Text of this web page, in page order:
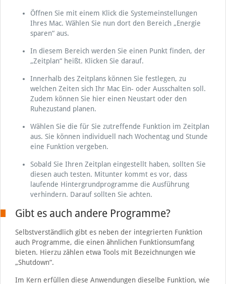
Öffnen Sie mit einem Klick die Systemeinstellungen
Ihres Mac. Wählen Sie nun dort den Bereich „Energie
sparen“ aus.
In diesem Bereich werden Sie einen Punkt finden, der
„Zeitplan“ heißt. Klicken Sie darauf.
Innerhalb des Zeitplans können Sie festlegen, zu
welchen Zeiten sich Ihr Mac Ein- oder Ausschalten soll.
Zudem können Sie hier einen Neustart oder den
Ruhezustand planen.
Wählen Sie die für Sie zutreffende Funktion im Zeitplan
aus. Sie können individuell nach Wochentag und Stunde
eine Funktion vergeben.
Sobald Sie Ihren Zeitplan eingestellt haben, sollten Sie
diesen auch testen. Mitunter kommt es vor, dass
laufende Hintergrundprogramme die Ausführung
verhindern. Darauf sollten Sie achten.
Gibt es auch andere Programme?
Selbstverständlich gibt es neben der integrierten Funktion
auch Programme, die einen ähnlichen Funktionsumfang
bieten. Hierzu zählen etwa Tools mit Bezeichnungen wie
„Shutdown“.
Im Kern erfüllen diese Anwendungen dieselbe Funktion, wie